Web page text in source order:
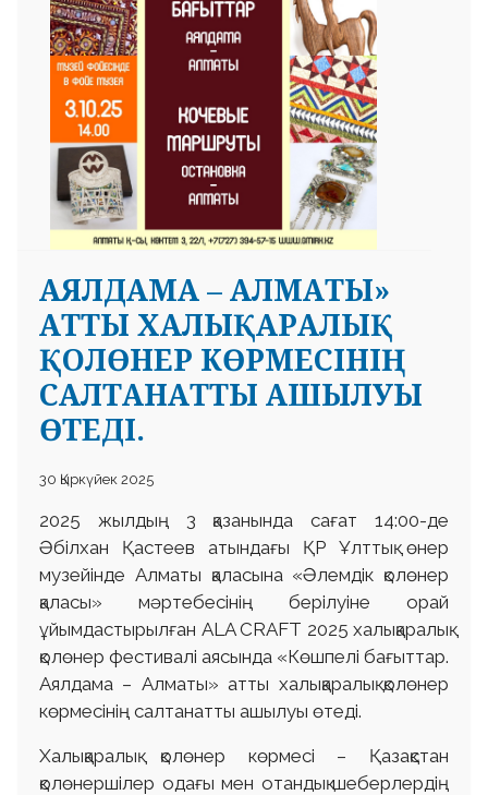
АЯЛДАМА – АЛМАТЫ»
АТТЫ ХАЛЫҚАРАЛЫҚ
ҚОЛӨНЕР КӨРМЕСІНІҢ
САЛТАНАТТЫ АШЫЛУЫ
ӨТЕДІ.
30 Қыркүйек 2025
2025 жылдың 3 қазанында сағат 14:00-де
Әбілхан Қастеев атындағы ҚР Ұлттық өнер
музейінде Алматы қаласына «Әлемдік қолөнер
қаласы» мәртебесінің берілуіне орай
ұйымдастырылған ALA CRAFT 2025 халықаралық
қолөнер фестивалі аясында «Көшпелі бағыттар.
Аялдама – Алматы» атты халықаралық қолөнер
көрмесінің салтанатты ашылуы өтеді.
Халықаралық қолөнер көрмесі – Қазақстан
қолөнершілер одағы мен отандық шеберлердің